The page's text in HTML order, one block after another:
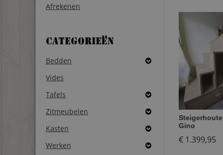
Afrekenen
Categorieën
Bedden
Vides
Tafels
Zitmeubelen
Kasten
Werken
Gino
€1.399,95